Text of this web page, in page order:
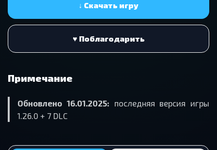
↓ Скачать игру
♥ Поблагодарить
Примечание
Обновлено 16.01.2025: последняя версия игры
1.26.0 + 7 DLC